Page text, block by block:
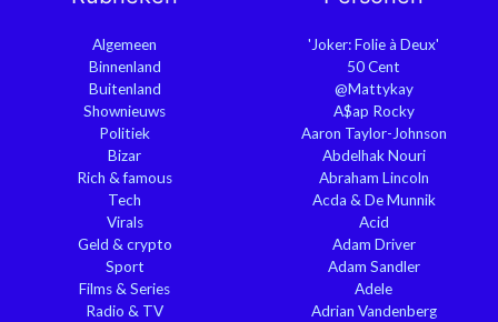
Algemeen
Binnenland
Buitenland
Shownieuws
Politiek
Bizar
Rich & famous
Tech
Virals
Geld & crypto
Sport
Films & Series
Radio & TV
'Joker: Folie à Deux'
50 Cent
@Mattykay
A$ap Rocky
Aaron Taylor-Johnson
Abdelhak Nouri
Abraham Lincoln
Acda & De Munnik
Acid
Adam Driver
Adam Sandler
Adele
Adrian Vandenberg